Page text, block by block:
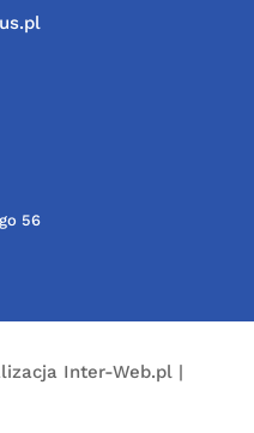
56
Inter-Web.pl |